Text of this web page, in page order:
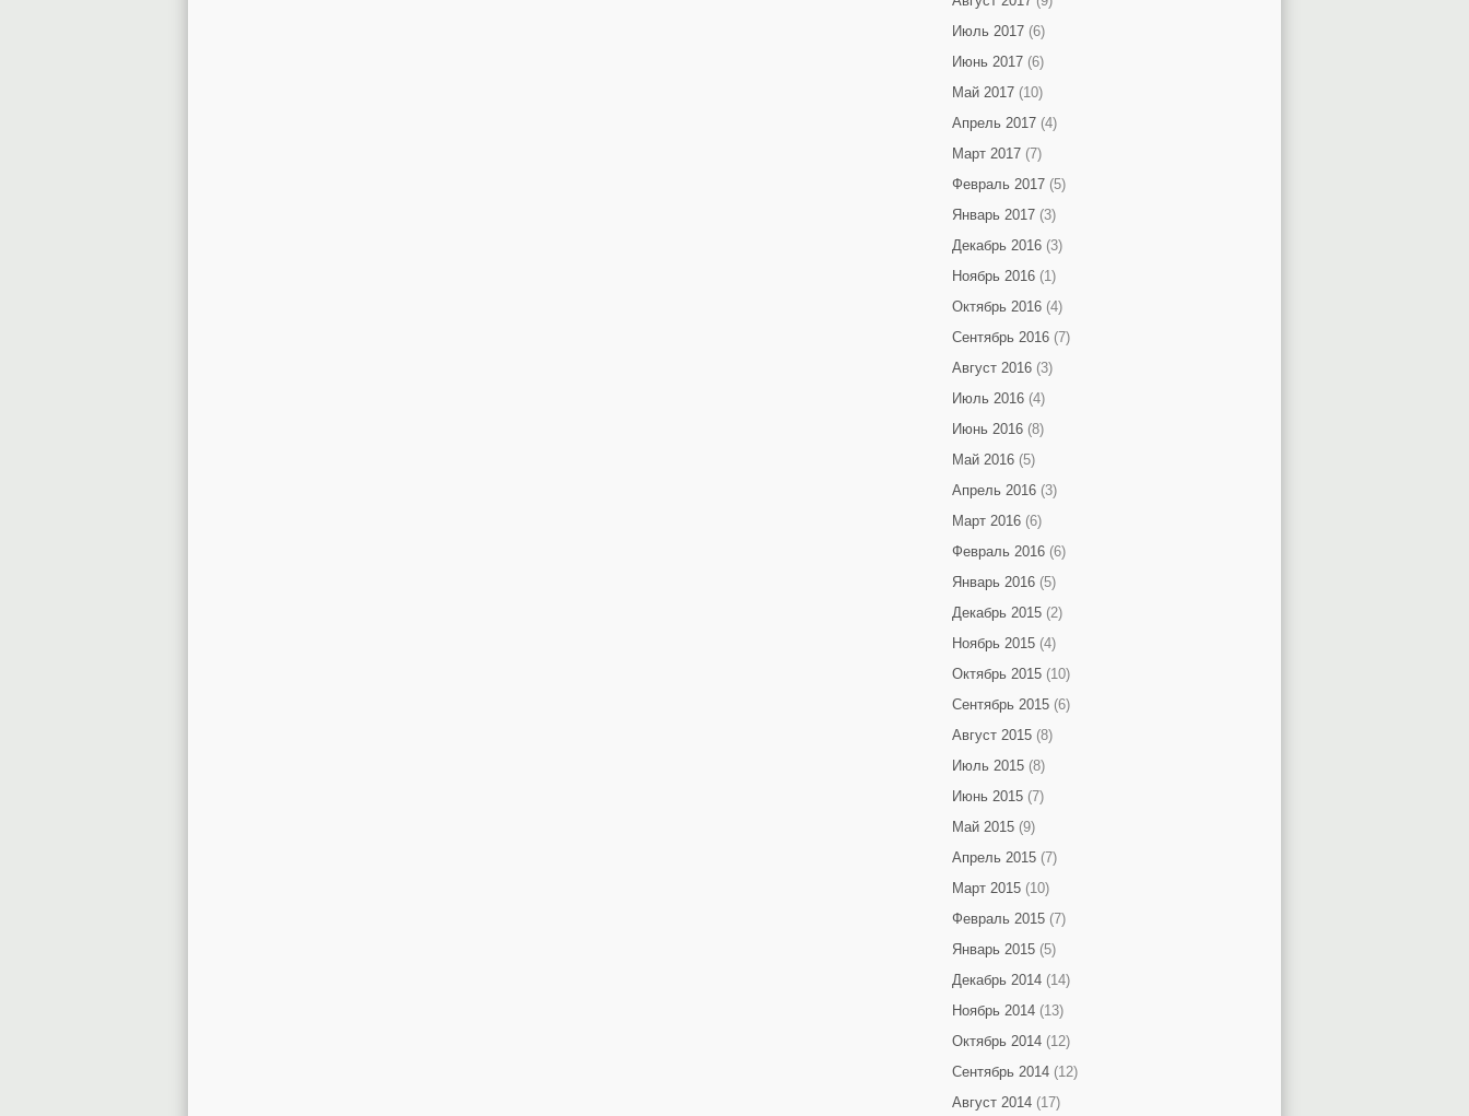
Июль 2017(6)
Июнь 2017(6)
Май 2017(10)
Апрель 2017(4)
Март 2017(7)
Февраль 2017(5)
Январь 2017(3)
Декабрь 2016(3)
Ноябрь 2016(1)
Октябрь 2016(4)
Сентябрь 2016(7)
Август 2016(3)
Июль 2016(4)
Июнь 2016(8)
Май 2016(5)
Апрель 2016(3)
Март 2016(6)
Февраль 2016(6)
Январь 2016(5)
Декабрь 2015(2)
Ноябрь 2015(4)
Октябрь 2015(10)
Сентябрь 2015(6)
Август 2015(8)
Июль 2015(8)
Июнь 2015(7)
Май 2015(9)
Апрель 2015(7)
Март 2015(10)
Февраль 2015(7)
Январь 2015(5)
Декабрь 2014(14)
Ноябрь 2014(13)
Октябрь 2014(12)
Сентябрь 2014(12)
Август 2014(17)